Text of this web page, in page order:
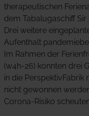
therapeutischen
dem Tabalugaschiff
Drei weitere
Aufenthalt
Im Rahmen der
(w4h-26) konnten drei
in die PerspektivFabrik
nicht gewonnen
Corona-Risiko